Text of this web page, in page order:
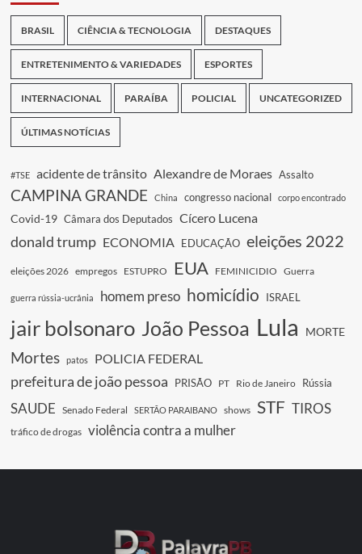
BRASIL CIÊNCIA & TECNOLOGIA DESTAQUES
ENTRETENIMENTO & VARIEDADES ESPORTES
INTERNACIONAL PARAÍBA POLICIAL UNCATEGORIZED
ÚLTIMAS NOTÍCIAS
#TSE acidente de trânsito Alexandre de Moraes Assalto
CAMPINA GRANDE China congresso nacional corpo encontrado
Covid-19 Câmara dos Deputados Cícero Lucena
donald trump ECONOMIA EDUCAÇÃO eleições 2022
eleições 2026 empregos ESTUPRO EUA FEMINICIDIO Guerra
guerra rússia-ucrânia homem preso homicídio ISRAEL
jair bolsonaro João Pessoa Lula MORTE
Mortes patos POLICIA FEDERAL
prefeitura de joão pessoa PRISÃO PT Rio de Janeiro Rússia
SAUDE Senado Federal SERTÃO PARAIBANO shows STF TIROS
tráfico de drogas violência contra a mulher